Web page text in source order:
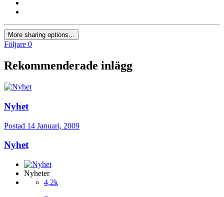
More sharing options...
Följare 0
Rekommenderade inlägg
Nyhet
Postad 14 Januari, 2009
Nyhet
Nyheter
4,2k